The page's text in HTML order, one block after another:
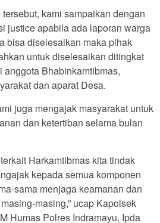
kami sampaikan dengan
justice apabila ada laporan warga
bisa diselesaikan maka pihak
untuk diselesaikan ditingkat
Bhabinkamtibmas,
dan aparat Desa.
juga mengajak masyarakat untuk
dan ketertiban selama bulan
Harkamtibmas kita tindak
kepada semua komponen
sama menjaga keamanan dan
masing,” ucap Kapolsek
Humas Polres Indramayu, Ipda